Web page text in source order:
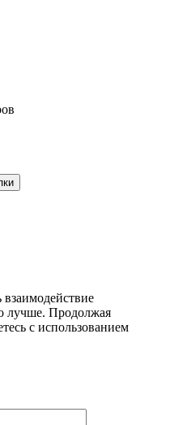
взаимодействие
лучше. Продолжая
с использованием